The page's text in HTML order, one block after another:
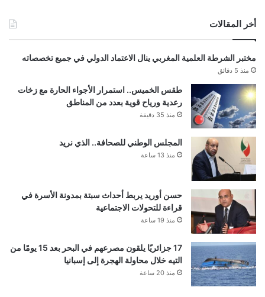
أخر المقالات
مختبر الشرطة العلمية المغربي ينال الاعتماد الدولي في جميع تخصصاته
منذ 5 دقائق
طقس الخميس.. استمرار الأجواء الحارة مع زخات
رعدية ورياح قوية بعدد من المناطق
منذ 35 دقيقة
المجلس الوطني للصحافة.. الذي نريد
منذ 13 ساعة
حسن أوريد يربط أحداث سبتة بمدونة الأسرة في
قراءة للتحولات الاجتماعية
منذ 19 ساعة
17 جزائريًا يلقون مصرعهم في البحر بعد 15 يومًا من
التيه خلال محاولة الهجرة إلى إسبانيا
منذ 20 ساعة